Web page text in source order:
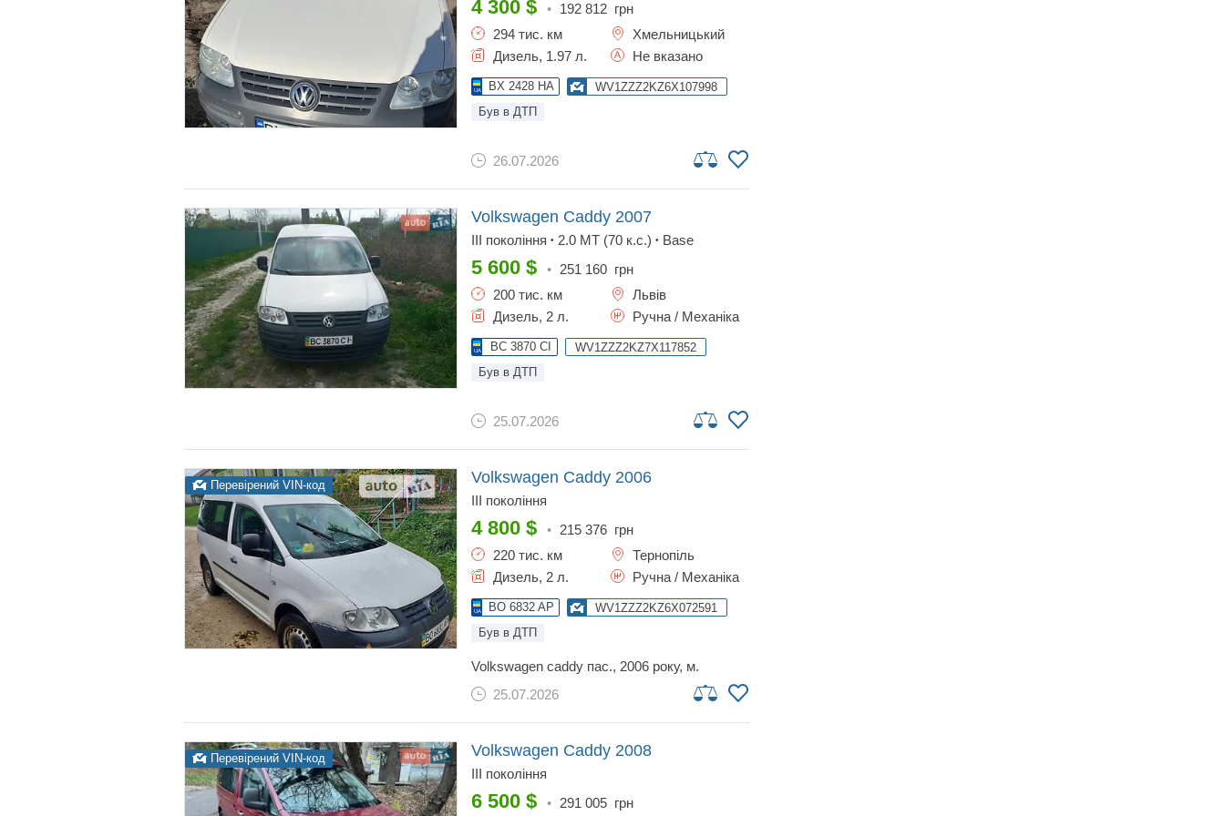
4 300 $ • 192 812 грн
294 тис. км
Хмельницький
Дизель, 1.97 л.
Не вказано
BX 2428 HA
WV1ZZZ2KZ6X107998
Був в ДТП
26.07.2026
Volkswagen Caddy 2007
III покоління • 2.0 MT (70 к.с.) • Base
5 600 $ • 251 160 грн
200 тис. км
Львів
Дизель, 2 л.
Ручна / Механіка
BC 3870 CI
WV1ZZZ2KZ7X117852
Був в ДТП
25.07.2026
Перевірений VIN-код Volkswagen Caddy 2006
III покоління
4 800 $ • 215 376 грн
220 тис. км
Тернопіль
Дизель, 2 л.
Ручна / Механіка
BO 6832 AP
WV1ZZZ2KZ6X072591
Був в ДТП
volkswagen caddy пас., 2006 року, м.
25.07.2026
Перевірений VIN-код Volkswagen Caddy 2008
III покоління
6 500 $ • 291 005 грн